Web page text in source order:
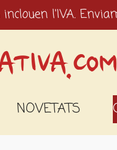
l'IVA.
NOVETATS